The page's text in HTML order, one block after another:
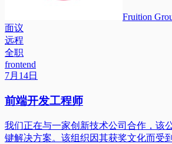
Fruition
面议
远程
全职
frontend
7月14日
前端开发工程师
我们正在与一家创新技术公司合作，该
键解决方案。该组织因其获奖文化而受